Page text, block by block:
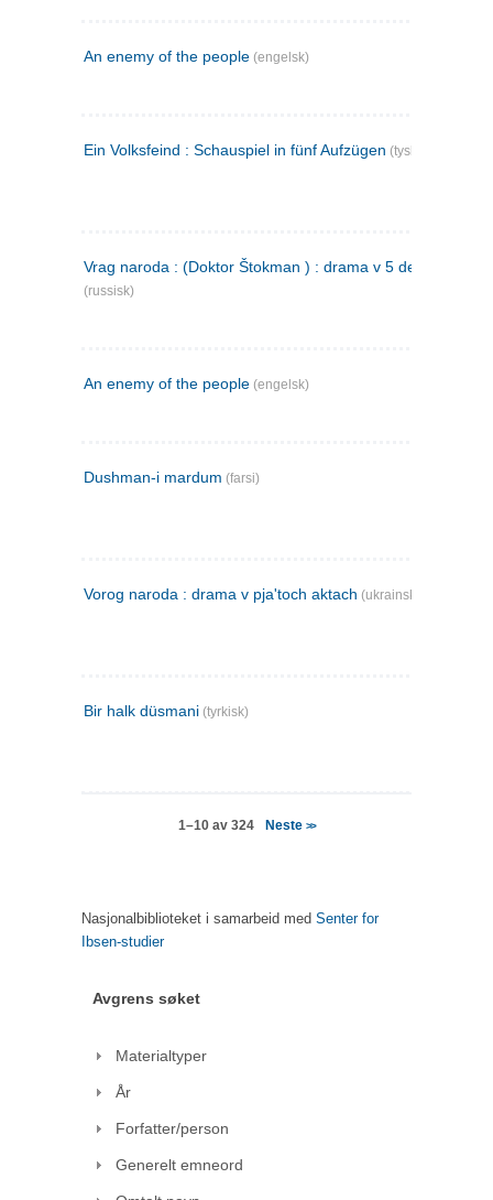
An enemy of the people (engelsk)
Ein Volksfeind : Schauspiel in fünf Aufzügen (tysk)
Vrag naroda : (Doktor Štokman ) : drama v 5 dejstvijach
(russisk)
An enemy of the people (engelsk)
Dushman-i mardum (farsi)
Vorog naroda : drama v pja'toch aktach (ukrainsk)
Bir halk düsmani (tyrkisk)
1–10 av 324 Neste >>
Nasjonalbiblioteket i samarbeid med Senter for
Ibsen-studier
Avgrens søket
Materialtyper
År
Forfatter/person
Generelt emneord